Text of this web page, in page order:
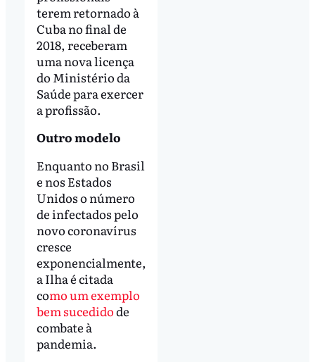
terem retornado à
Cuba no final de
2018, receberam
uma nova licença
do Ministério da
Saúde para exercer
a profissão.
Outro modelo
Enquanto no Brasil
e nos Estados
Unidos o número
de infectados pelo
novo coronavírus
cresce
exponencialmente,
a Ilha é citada
como um exemplo
bem sucedidode
combate à
pandemia.